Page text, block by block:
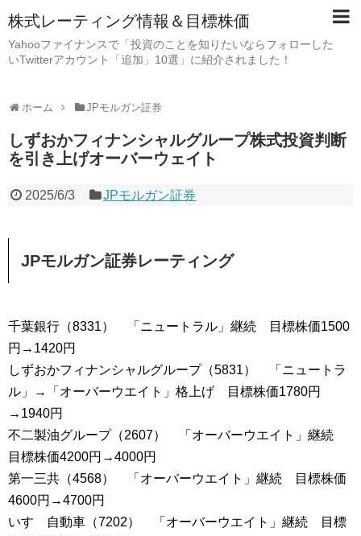
株式レーティング情報＆目標株価
Yahooファイナンスで「投資のことを知りたいならフォローした
いTwitterアカウント「追加」10選」に紹介されました！
ホーム JPモルガン証券
しずおかフィナンシャルグループ株式投資判断
を引き上げオーバーウェイト
2025/6/3 JPモルガン証券
JPモルガン証券レーティング
千葉銀行（8331） 「ニュートラル」継続 目標株価1500
円→1420円
しずおかフィナンシャルグループ（5831） 「ニュートラ
ル」→「オーバーウエイト」格上げ 目標株価1780円
→1940円
不二製油グループ（2607） 「オーバーウエイト」継続
目標株価4200円→4000円
第一三共（4568） 「オーバーウエイト」継続 目標株価
4600円→4700円
いすゞ自動車（7202） 「オーバーウエイト」継続 目標